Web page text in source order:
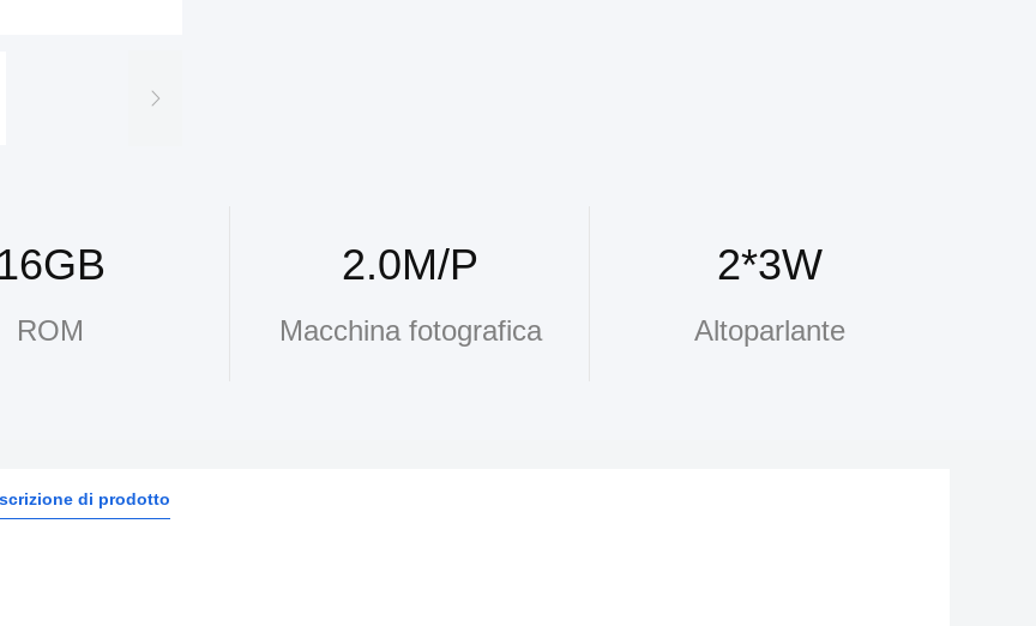
ROM
2.0M/P
Macchina fotografica
2*3W
Altoparlante
di prodotto